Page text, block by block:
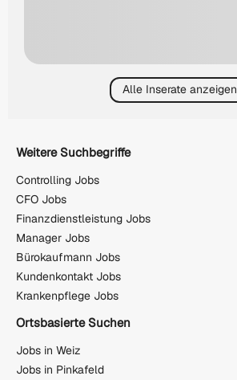
Alle Inserate anzeigen
Weitere Suchbegriffe
Controlling Jobs
CFO Jobs
Finanzdienstleistung Jobs
Manager Jobs
Bürokaufmann Jobs
Kundenkontakt Jobs
Krankenpflege Jobs
Ortsbasierte Suchen
Jobs in Weiz
Jobs in Pinkafeld